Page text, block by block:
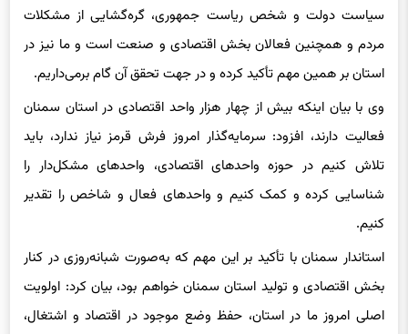
سیاست دولت و شخص ریاست جمهوری، گره‌گشایی از مشکلات
مردم و همچنین فعالان بخش اقتصادی و صنعت است و ما نیز در
استان بر همین مهم تأکید کرده و در جهت تحقق آن گام برمی‌داریم.
وی با بیان اینکه بیش از چهار هزار واحد اقتصادی در استان سمنان
فعالیت دارند، افزود: سرمایه‌گذار امروز فرش قرمز نیاز ندارد، باید
تلاش کنیم در حوزه واحدهای اقتصادی، واحدهای مشکل‌دار را
شناسایی کرده و کمک کنیم و واحدهای فعال و شاخص را تقدیر
کنیم.
استاندار سمنان با تأکید بر این مهم که به‌صورت شبانه‌روزی در کنار
بخش اقتصادی و تولید استان سمنان خواهم بود، بیان کرد: اولویت
اصلی امروز ما در استان، حفظ وضع موجود در اقتصاد و اشتغال،